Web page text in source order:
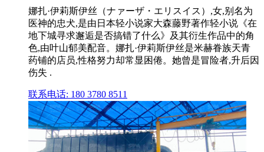
娜扎·伊莉斯伊丝（ナァーザ・エリスイス）,女,别名为
医神的忠犬,是由日本轻小说家大森藤野著作轻小说《在
地下城寻求邂逅是否搞错了什么》及其衍生作品中的角
色,由叶山郁美配音。娜扎·伊莉斯伊丝是米赫眷族天青
药铺的店员,性格努力却常显困倦。她曾是冒险者,升后因
伤失 .
联系电话: 180 3780 8511